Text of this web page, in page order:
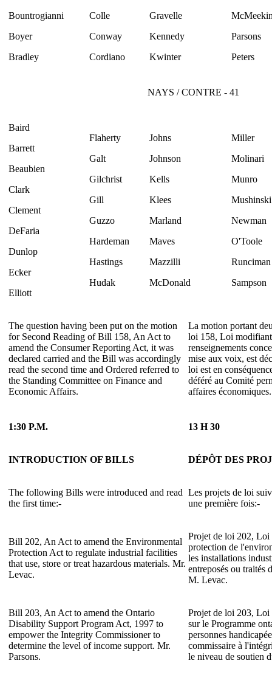
Bountrogianni
Boyer
Bradley
Colle
Conway
Cordiano
Gravelle
Kennedy
Kwinter
Parsons
Peters
NAYS / CONTRE - 41
Baird
Barrett
Beaubien
Clark
Clement
DeFaria
Dunlop
Ecker
Elliott
Flaherty
Galt
Gilchrist
Gill
Guzzo
Hardeman
Hastings
Hudak
Johns
Johnson
Kells
Klees
Marland
Maves
Mazzilli
McDonald
Miller
Molinari
Munro
Mushinski
Newman
O'Toole
Runciman
Sampson
The question having been put on the motion
for Second Reading of Bill 158, An Act to
amend the Consumer Reporting Act, it was
declared carried and the Bill was accordingly
read the second time and Ordered referred to
the Standing Committee on Finance and
Economic Affairs.
La motion portant
loi 158, Loi
renseignements
mise aux voix, est
loi est en
déféré au Comité
affaires économiques.
1:30 P.M. 13 H 30
INTRODUCTION OF BILLS DÉPÔT DES
The following Bills were introduced and read
the first time:-
Les projets de loi
une première fois:-
Bill 202, An Act to amend the Environmental
Protection Act to regulate industrial facilities
that use, store or treat hazardous materials. Mr.
Levac.
Projet de loi 202,
protection de
les installations
entreposés ou traités
M. Levac.
Bill 203, An Act to amend the Ontario
Disability Support Program Act, 1997 to
empower the Integrity Commissioner to
determine the level of income support. Mr.
Parsons.
Projet de loi 203,
sur le Programme
personnes
commissaire à
le niveau de soutien